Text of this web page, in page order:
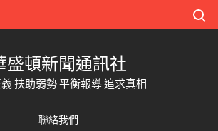
盛頓新聞通訊社
扶助弱勢 平衡報導 追求真相
聯絡我們